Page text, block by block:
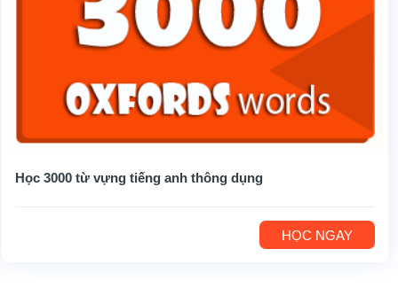
Học 3000 từ vựng tiếng anh thông dụng
HỌC NGAY